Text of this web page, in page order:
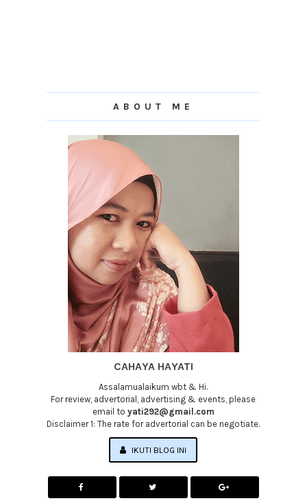
ABOUT ME
CAHAYA HAYATI
Assalamualaikum wbt & Hi.
For review, advertorial, advertising & events, please
email to yati292@gmail.com
Disclaimer 1: The rate for advertorial can be negotiate.
IKUTI BLOG INI